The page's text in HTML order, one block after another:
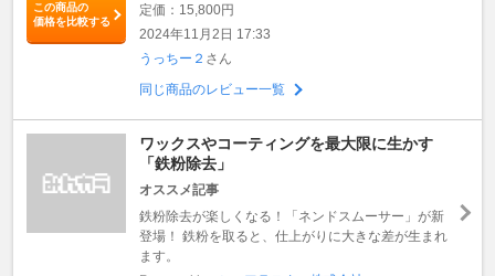
この商品の
価格を比較する
定価：15,800円
2024年11月2日 17:33
うっちー２ さん
同じ商品のレビュー一覧
ワックスやコーティングを最大限に生かす
「鉄粉除去」
オススメ記事
鉄粉除去が楽しくなる！「ネンドスムーサー」が新
登場！ 鉄粉を取ると、仕上がりに大きな差が生まれ
ます。